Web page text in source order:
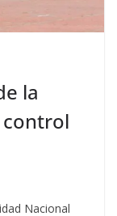
la
control
Nacional